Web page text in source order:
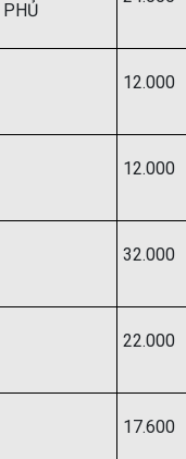
PHỦ
12.000
12.000
32.000
22.000
17.600